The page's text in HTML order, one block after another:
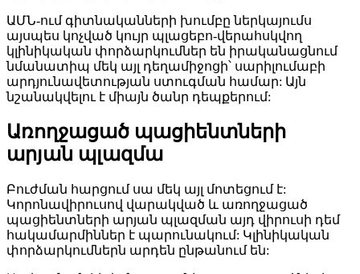
ԱՄՆ-ում գիտնականների խումբը ներկայումս
այսպես կոչված կույր պլացեբո-վերահսկվող
կլինիկական փորձարկումներ են իրականացնում
նմանատիպ մեկ այլ դեղամիջոցի՝ սարիլումաբի
արդյունավետության ստուգման համար: Այն
նշանակվելու է միայն ծանր դեպքերում:
Առողջացած պացիենտների
արյան պլազմա
Բուժման հարցում սա մեկ այլ մոտեցում է:
Կորոնավիրուսով վարակված և առողջացած
պացիենտների արյան պլազման այդ վիրուսի դեմ
հակամարմիններ է պարունակում: Կլինիկական
փորձարկումներն արդեն ընթանում են: